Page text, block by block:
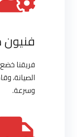
فريقنا
الصيانة،
وسرعة.